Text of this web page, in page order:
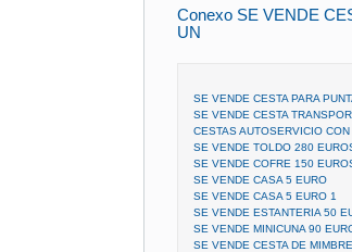
Conexo SE VENDE
UN
SE VENDE CESTA PARA
SE VENDE CESTA
CESTAS AUTOSERVICIO
SE VENDE TOLDO 280
SE VENDE COFRE 150
SE VENDE CASA 5 EURO
SE VENDE CASA 5 EURO 1
SE VENDE ESTANTERIA 50
SE VENDE MINICUNA 90
SE VENDE CESTA DE